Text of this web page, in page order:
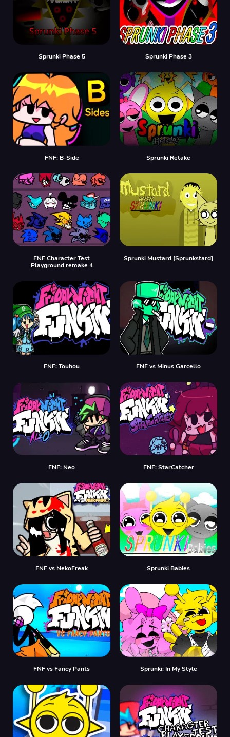
Sprunki Phase 5 Sprunki Phase 3
FNF: B-Side Sprunki Retake
FNF Character Test
Playground remake 4
Sprunki Mustard [Sprunkstard]
FNF: Touhou FNF vs Minus Garcello
FNF: Neo FNF: StarCatcher
FNF vs NekoFreak Sprunki Babies
FNF vs Fancy Pants Sprunki: In My Style